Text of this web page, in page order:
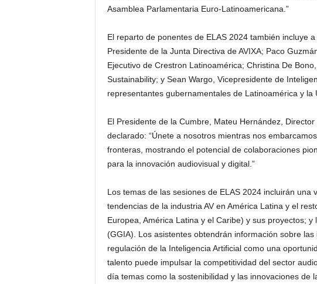
Asamblea Parlamentaria Euro-Latinoamericana.”
El reparto de ponentes de ELAS 2024 también incluye
Presidente de la Junta Directiva de AVIXA; Paco
Ejecutivo de Crestron Latinoamérica; Christina De
Sustainability; y Sean Wargo, Vicepresidente de
representantes gubernamentales de Latinoamérica y la
El Presidente de la Cumbre, Mateu Hernández,
declarado: “Únete a nosotros mientras nos
fronteras, mostrando el potencial de colaboraciones
para la innovación audiovisual y digital.”
Los temas de las sesiones de ELAS 2024 incluirán una
tendencias de la industria AV en América Latina y el
Europea, América Latina y el Caribe) y sus proyectos;
(GGIA). Los asistentes obtendrán información sobre
regulación de la Inteligencia Artificial como una
talento puede impulsar la competitividad del sector
día temas como la sostenibilidad y las innovaciones de